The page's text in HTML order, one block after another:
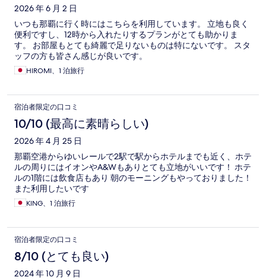
ミ
2026 年 6 月 2 日
いつも那覇に行く時にはこちらを利用しています。 立地も良く
便利ですし、12時から入れたりするプランがとても助かりま
す。 お部屋もとても綺麗で足りないものは特にないです。 スタ
ッフの方も皆さん感じが良いです。
HIROMI、1 泊旅行
宿泊者限定の口コミ
10/10 (最高に素晴らしい)
2026 年 4 月 25 日
那覇空港からゆいレールで2駅で駅からホテルまでも近く、ホテ
ルの周りにはイオンやA&Wもありとても立地がいいです！ ホテ
ルの1階には飲食店もあり 朝のモーニングもやっておりました！
また利用したいです
KING、1 泊旅行
宿泊者限定の口コミ
8/10 (とても良い)
2024 年 10 月 9 日